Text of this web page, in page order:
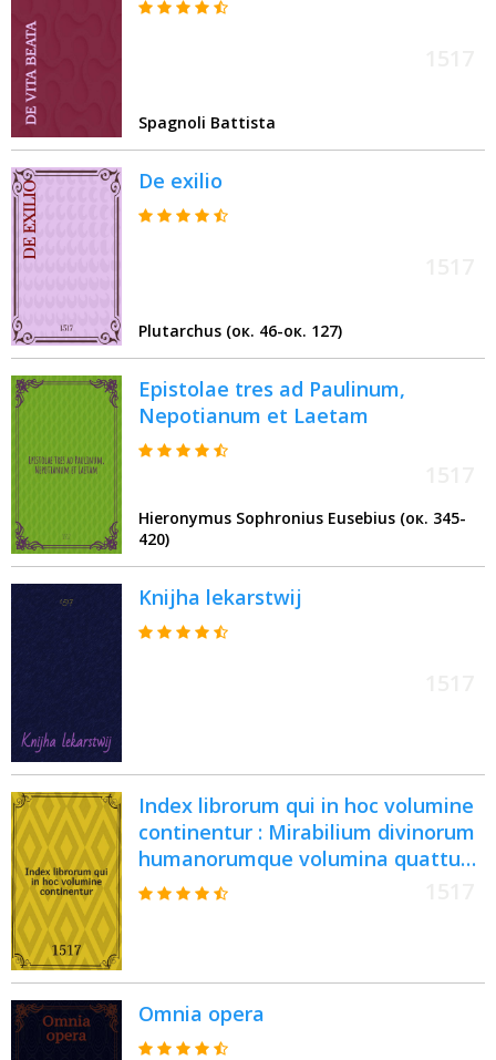
Spagnoli Battista
De exilio
Plutarchus (ок. 46-ок. 127)
Epistolae tres ad Paulinum,
Nepotianum et Laetam
Hieronymus Sophronius Eusebius (ок. 345-
420)
Knijha lekarstwij
Index librorum qui in hoc volumine
continentur : Mirabilium divinorum
humanorumque volumina quattuor
Primum videlicet de mirabilibus
de propugnaculo religionis
christianae, quartum de mirabilibus
mundi secundum Ptholomeum.
Omnia opera